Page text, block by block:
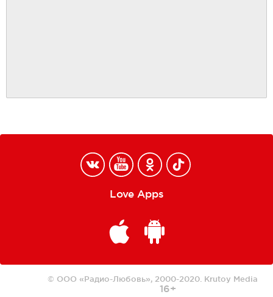
Love Apps
© ООО «Радио-Любовь», 2000-2020. Krutoy Media
16+